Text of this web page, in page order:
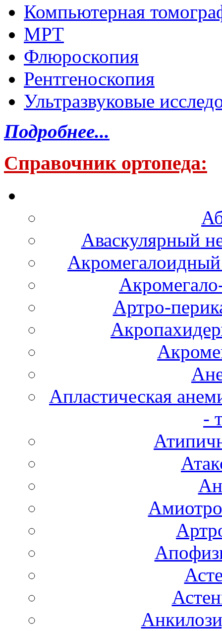
Компьютерная
МРТ
Флюроскопия
Рентгеноскопия
Ультразвуковые
Подробнее...
Справочник ортопеда:
Аваскулярный
Акромегалоидный
Артро-
Апластическая
-